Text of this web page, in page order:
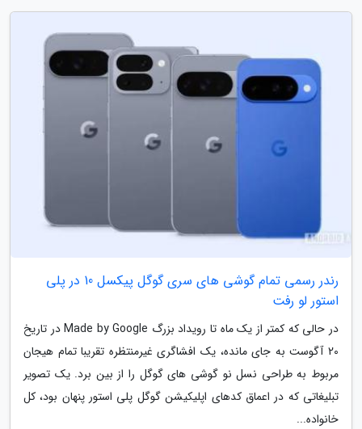
رندر رسمی تمام گوشی های سری گوگل پیکسل 10 در پلی
استور لو رفت
در حالی که کمتر از یک ماه تا رویداد بزرگ Made by Google در تاریخ
20 آگوست به جای مانده، یک افشاگری غیرمنتظره تقریبا تمام هیجان
مربوط به طراحی نسل نو گوشی های گوگل را از بین برد. یک تصویر
تبلیغاتی که در اعماق کدهای اپلیکیشن گوگل پلی استور پنهان بود، کل
خانواده...